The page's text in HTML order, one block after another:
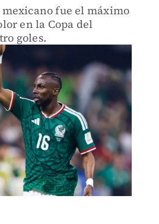
fue el máximo
en la Copa del
goles.